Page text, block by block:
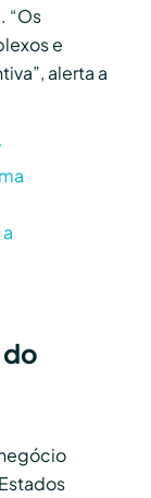
“Os
e
alerta a